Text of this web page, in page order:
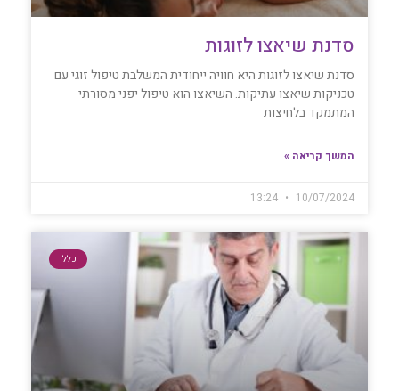
סדנת שיאצו לזוגות
סדנת שיאצו לזוגות היא חוויה ייחודית המשלבת טיפול זוגי עם
טכניקות שיאצו עתיקות. השיאצו הוא טיפול יפני מסורתי
המתמקד בלחיצות
המשך קריאה »
10/07/2024
כללי